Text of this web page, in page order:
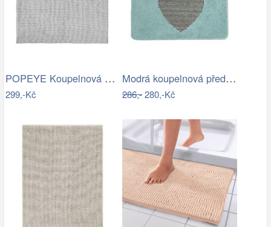
POPEYE Koupelnová předložka 80 x 60 cm …
299,-Kč
Modrá koupelnová předložka se srdíčkem …
286,-280,-Kč